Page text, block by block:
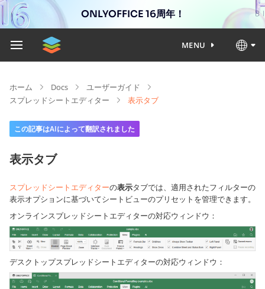
ONLYOFFICE 16周年！
MENU
ホーム Docs
ユーザーガイド
スプレッドシートエディター
表示タブ
この記事はAIによって翻訳されました
表示タブ
スプレッドシートエディターの表示タブでは、適用されたフィルターの
表示オプションに基づいてシートビューのプリセットを管理できます。
オンラインスプレッドシートエディターの対応ウィンドウ：
デスクトップスプレッドシートエディターの対応ウィンドウ：